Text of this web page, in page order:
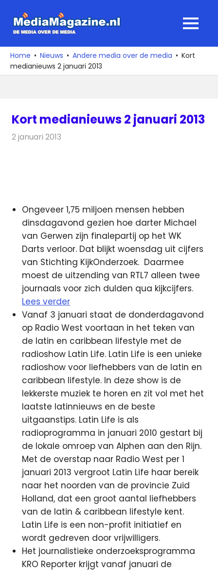
naar
media
over
de
MENU
Home Nieuws Andere media over de media
Kort
medianieuws 2 januari 2013
Kort medianieuws 2 januari 2013
2 januari 2013
Ongeveer 1,75 miljoen mensen hebben
dinsdagavond gezien hoe darter Michael
van Gerwen zijn finalepartij op het WK
Darts verloor. Dat blijkt woensdag uit cijfers
van Stichting KijkOnderzoek. Daarmee
moest de uitzending van RTL7 alleen twee
journaals voor zich dulden qua kijkcijfers.
Lees verder
Vanaf 3 januari staat de donderdagavond
op Radio West voortaan in het teken van
de latin en caribbean lifestyle met de
radioshow Latin Life. Latin Life is een unieke
radioshow voor liefhebbers van de latin en
caribbean lifestyle. In deze show is de
lekkerste muziek te horen en zit vol met het
laatste latinnieuws en de beste
uitgaanstips. Latin Life is als
radioprogramma in januari 2010 gestart bij
de lokale omroep van Alphen aan den Rijn.
Met de overstap naar Radio West per 1
januari 2013 vergroot Latin Life haar bereik
naar het noorden van de provincie Zuid
Holland, dat een groot aantal liefhebbers
van de latin & caribbean lifestyle kent.
Latin Life is een non-profit initiatief en
wordt gedreven door vrijwilligers.
Het journalistieke onderzoeksprogramma
KRO Reporter krijgt vanaf januari de